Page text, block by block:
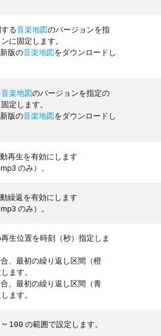
る音楽地図のバージョンを指
に固定します。
版の音楽地図をダウンロードし
音楽地図のバージョンを指定の
定します。
版の音楽地図をダウンロードし
再生を有効にします
のみ）。
繰返を有効にします
のみ）。
生位置を時刻（秒）指定しま
、最初の繰り返し区間（橙
ます。
、最初の繰り返し区間（青
ます。
~ 100 の範囲で設定します。